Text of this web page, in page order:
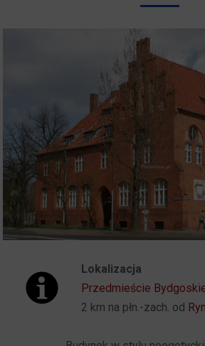
Lokalizacja
Przedmieście
2 km na płn.-zach. od